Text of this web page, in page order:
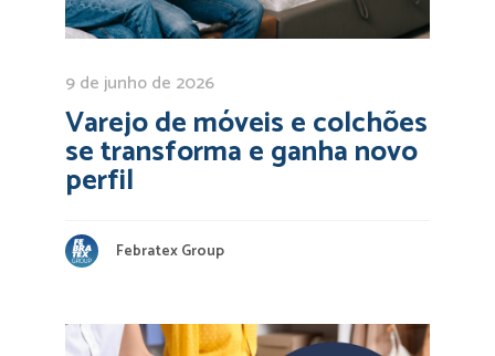
9 de junho de 2026
Varejo de móveis e colchões
se transforma e ganha novo
perfil
Febratex Group